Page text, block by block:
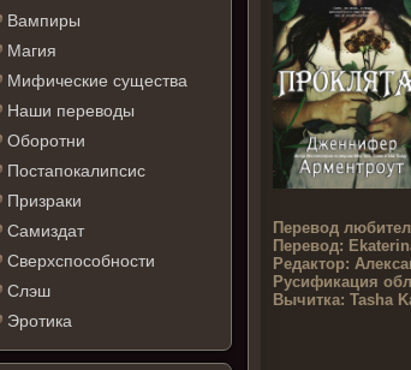
Вампиры
Магия
Мифические существа
Наши переводы
Оборотни
Постапокалипсис
Призраки
Самиздат
Сверхспособности
Слэш
Эротика
Перевод
Перевод:
Редактор:
Русификация
Вычитка: Tasha